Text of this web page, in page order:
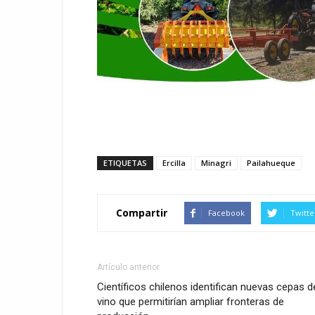
ETIQUETAS Ercilla Minagri Pailahueque
Compartir Facebook
Artículo anterior
Científicos chilenos identifican nuevas cepas
vino que permitirían ampliar fronteras de